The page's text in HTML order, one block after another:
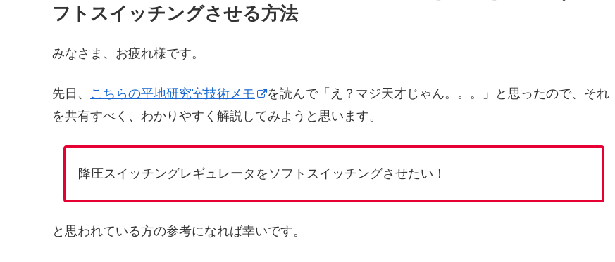
フトスイッチングさせる方法
みなさま、お疲れ様です。
先日、 こちらの平地研究室技術メモ
を読んで「え？マジ天才じゃん。。。」と思ったので、それ
を共有すべく、わかりやすく解説してみようと思います。
降圧スイッチングレギュレータをソフトスイッチングさせたい！
と思われている方の参考になれば幸いです。